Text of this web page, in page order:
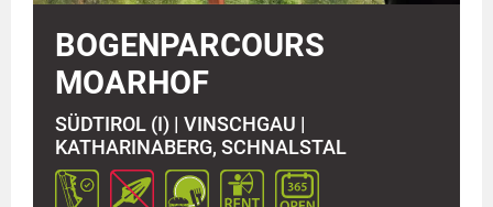
BOGENPARCOURS
MOARHOF
SÜDTIROL (I) | VINSCHGAU |
KATHARINABERG, SCHNALSTAL